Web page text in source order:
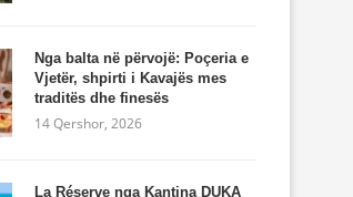
Nga balta në përvojë: Poçeria e
Vjetër, shpirti i Kavajës mes
traditës dhe finesës
14 Qershor, 2026
La Réserve nga Kantina DUKA